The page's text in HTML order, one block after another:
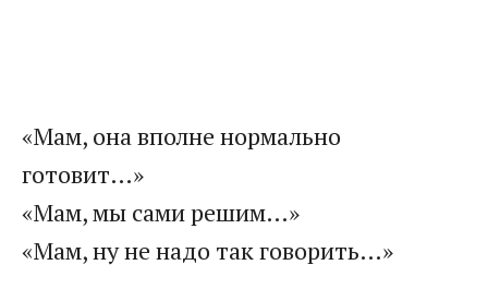
«Мам, она вполне нормально
готовит…»
«Мам, мы сами решим…»
«Мам, ну не надо так говорить…»